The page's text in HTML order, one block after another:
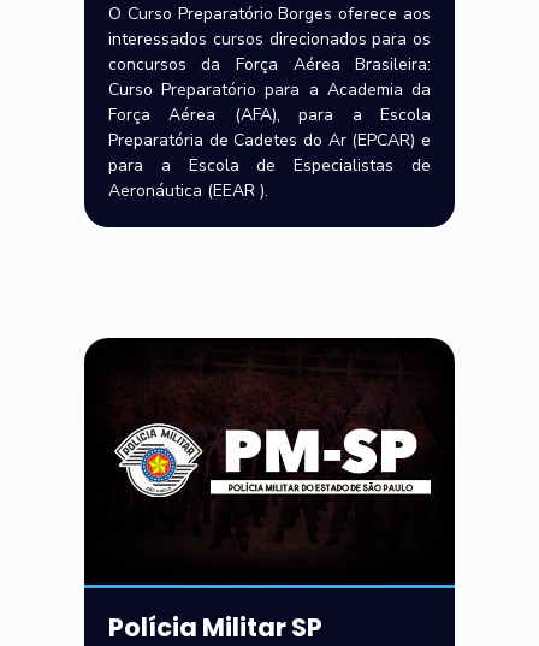
O Curso Preparatório Borges oferece aos
interessados cursos direcionados para os
concursos da Força Aérea Brasileira:
Curso Preparatório para a Academia da
Força Aérea (AFA), para a Escola
Preparatória de Cadetes do Ar (EPCAR) e
para a Escola de Especialistas de
Aeronáutica (EEAR ).
Polícia Militar SP